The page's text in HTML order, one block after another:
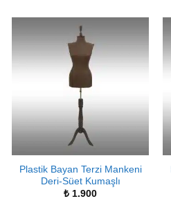
Plastik Bayan Terzi Mankeni
Deri-Süet Kumaşlı
₺ 1.900